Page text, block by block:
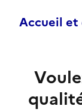
Accueil